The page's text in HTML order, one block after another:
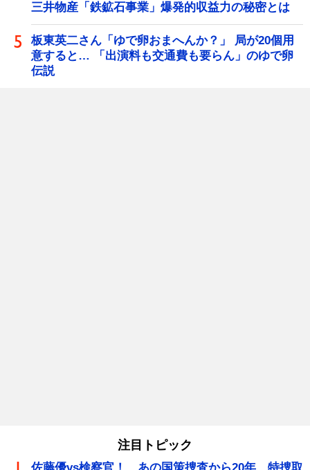
三井物産「鉄鉱石事業」爆発的収益力の秘密とは
板東英二さん「ゆで卵おまへんか？」 局が20個用
意すると… 「出演料も交通費も要らん」のゆで卵
伝説
注目トピック
佐藤優vs検察官！ あの国策捜査から20年、特捜取